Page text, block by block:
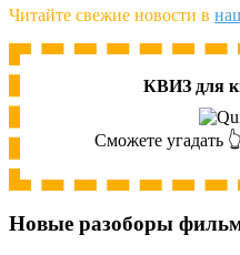
Читайте свежие новости в
КВИЗ для
Сможете угадать
Новые разоборы